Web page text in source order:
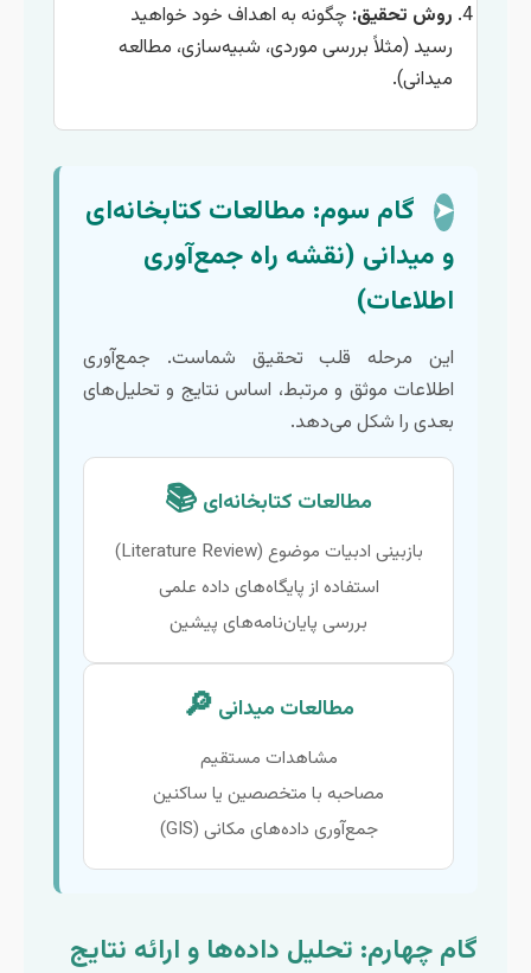
روش تحقیق: چگونه به اهداف خود خواهید
رسید (مثلاً بررسی موردی، شبیه‌سازی، مطالعه
میدانی).
➤ گام سوم: مطالعات کتابخانه‌ای
و میدانی (نقشه راه جمع‌آوری
اطلاعات)
این مرحله قلب تحقیق شماست. جمع‌آوری
اطلاعات موثق و مرتبط، اساس نتایج و تحلیل‌های
بعدی را شکل می‌دهد.
مطالعات کتابخانه‌ای 📚
بازبینی ادبیات موضوع (Literature Review)
استفاده از پایگاه‌های داده علمی
بررسی پایان‌نامه‌های پیشین
مطالعات میدانی 🔎
مشاهدات مستقیم
مصاحبه با متخصصین یا ساکنین
جمع‌آوری داده‌های مکانی (GIS)
گام چهارم: تحلیل داده‌ها و ارائه نتایج